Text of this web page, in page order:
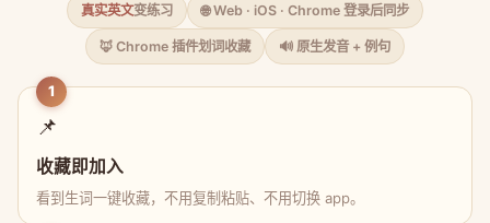
真实英文变练习 🌐 Web · iOS · Chrome 登录后同步
🦊 Chrome 插件划词收藏 🔊 原生发音 + 例句
1
📌
收藏即加入
看到生词一键收藏，不用复制粘贴、不用切换 app。